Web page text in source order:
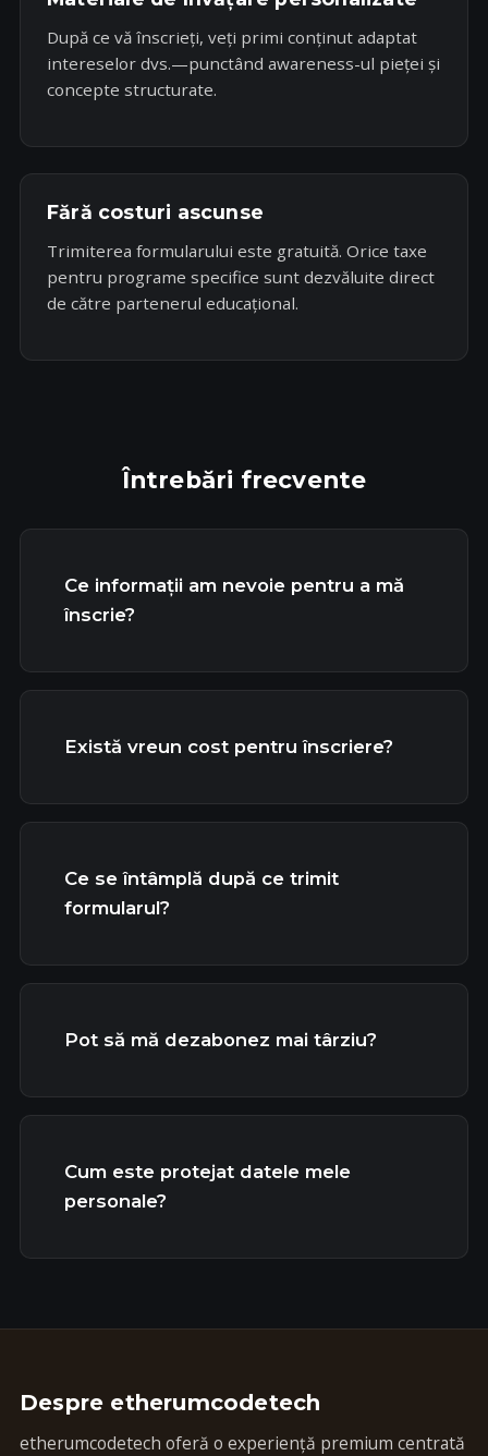
După ce vă înscrieți, veți primi conținut adaptat
intereselor dvs.—punctând awareness-ul pieței și
concepte structurate.
Fără costuri ascunse
Trimiterea formularului este gratuită. Orice taxe
pentru programe specifice sunt dezvăluite direct
de către partenerul educațional.
Întrebări frecvente
Ce informații am nevoie pentru a mă
înscrie?
Există vreun cost pentru înscriere?
Ce se întâmplă după ce trimit
formularul?
Pot să mă dezabonez mai târziu?
Cum este protejat datele mele
personale?
Despre etherumcodetech
etherumcodetech oferă o experiență premium centrată